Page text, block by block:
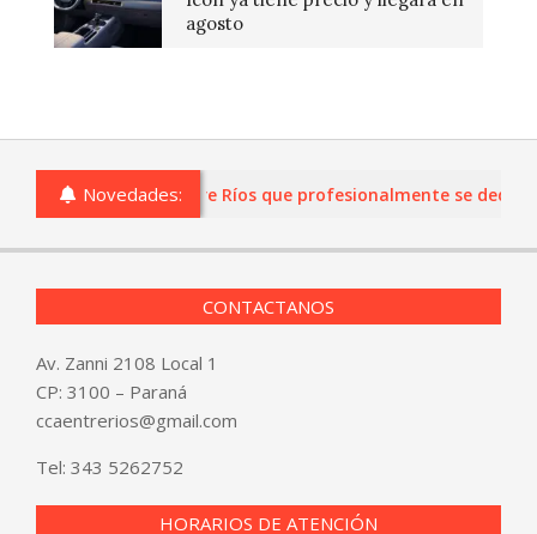
agosto
Novedades:
o comercios de Entre Ríos que profesionalmente se
CONTACTANOS
Av. Zanni 2108 Local 1
CP: 3100 – Paraná
ccaentrerios@gmail.com
Tel: 343 5262752
HORARIOS DE ATENCIÓN